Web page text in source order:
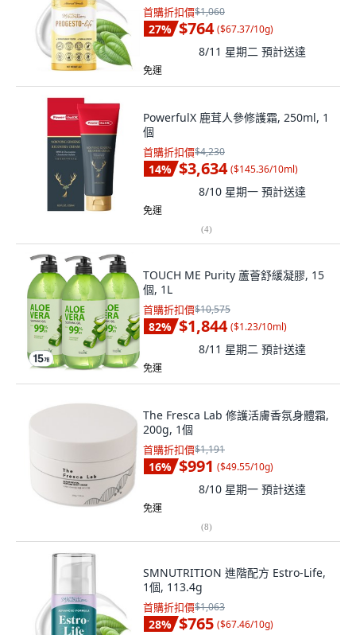
首購折扣價$1,060
27% $764 ($67.37/10g)
8/11 星期二 預計送達
免運
PowerfulX 鹿茸人參修護霜, 250ml, 1
個
首購折扣價$4,230
14% $3,634 ($145.36/10ml)
8/10 星期一 預計送達
免運
(4)
TOUCH ME Purity 蘆薈舒緩凝膠, 15
個, 1L
首購折扣價$10,575
82% $1,844 ($1.23/10ml)
8/11 星期二 預計送達
免運
The Fresca Lab 修護活膚香氛身體霜,
200g, 1個
首購折扣價$1,191
16% $991 ($49.55/10g)
8/10 星期一 預計送達
免運
(8)
SMNUTRITION 進階配方 Estro-Life,
1個, 113.4g
首購折扣價$1,063
28% $765 ($67.46/10g)